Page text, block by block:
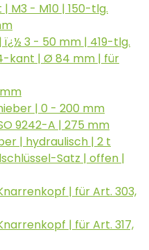
M3 - M10 | 150-tlg.
3 - 50 mm | 419-tlg.
kant | Ø 84 mm | für
| 0 - 200 mm
9242-A | 275 mm
| hydraulisch | 2 t
Satz | offen |
| für Art. 303,
| für Art. 317,